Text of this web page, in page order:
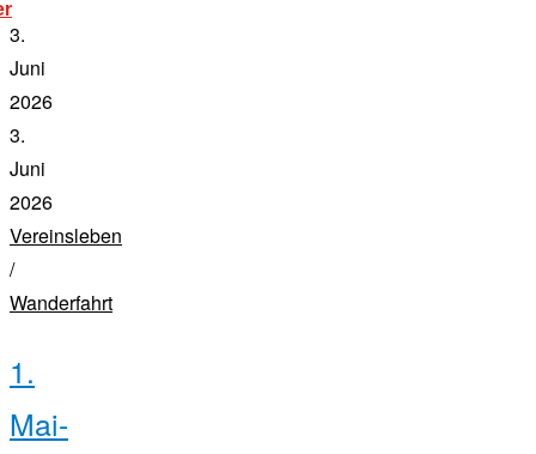
„wanderfahrt
auf
der
donau:
ybbs
–
3.
Juni
2026
3.
Juni
2026
Vereinsleben
/
Wanderfahrt
1.
Mai-